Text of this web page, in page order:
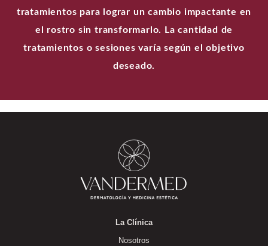
tratamientos para lograr un cambio impactante en
el rostro sin transformarlo. La cantidad de
tratamientos o sesiones varía según el objetivo
deseado.
La Clínica
Nosotros